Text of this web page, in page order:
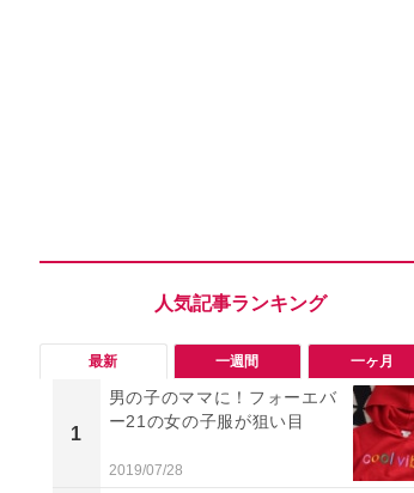
最新 一週間 一ヶ月
1
男の子のママに！フォーエバ
ー21の女の子服が狙い目
2019/07/28